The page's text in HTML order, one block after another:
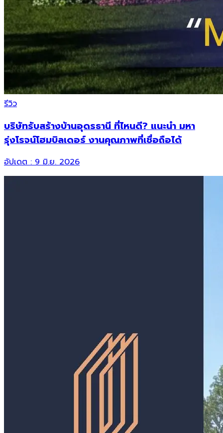
รีวิว
บริษัทรับสร้างบ้านอุดรธานี ที่ไหนดี? แนะนำ มหา
รุ่งโรจน์โฮมบิลเดอร์ งานคุณภาพที่เชื่อถือได้
อัปเดต :9 มิ.ย. 2026